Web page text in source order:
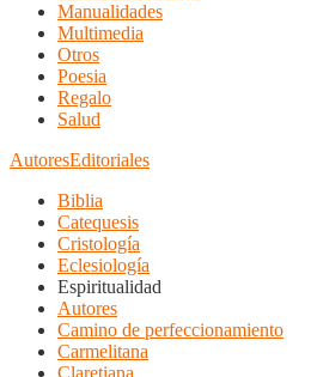
Manualidades
Multimedia
Otros
Poesia
Regalo
Salud
AutoresEditoriales
Biblia
Catequesis
Cristología
Eclesiología
Espiritualidad
Autores
Camino de perfeccionamiento
Carmelitana
Claretiana